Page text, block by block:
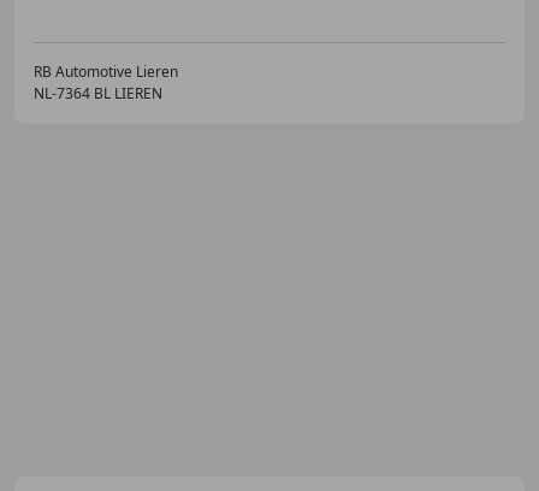
RB Automotive Lieren
NL-7364 BL LIEREN